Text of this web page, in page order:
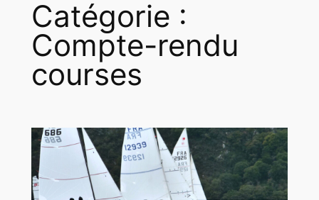
Catégorie :
Compte-rendu
courses